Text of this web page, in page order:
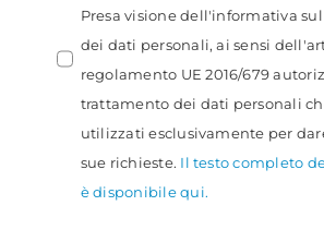
Presa visione dell'informativa
dei dati personali, ai sensi
regolamento UE 2016/679
trattamento dei dati personali che saranno
utilizzati esclusivamente per
sue richieste. Il testo completo
è disponibile qui.